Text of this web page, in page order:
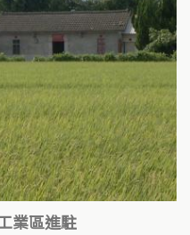
業區進駐